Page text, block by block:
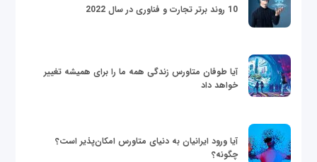
10 روند برتر تجارت و فناوری در سال 2022
آیا طوفان متاورس زندگی همه ما را برای همیشه تغییر
خواهد داد
آیا ورود ایرانیان به دنیای متاورس امکان‌پذیر است؟
چگونه؟